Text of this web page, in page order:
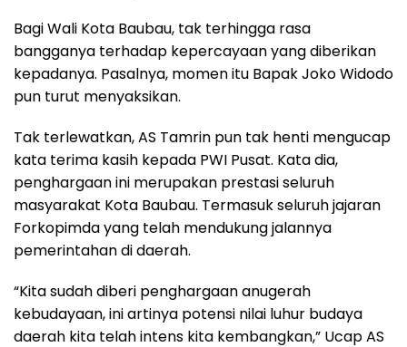
Bagi Wali Kota Baubau, tak terhingga rasa
bangganya terhadap kepercayaan yang diberikan
kepadanya. Pasalnya, momen itu Bapak Joko Widodo
pun turut menyaksikan.
Tak terlewatkan, AS Tamrin pun tak henti mengucap
kata terima kasih kepada PWI Pusat. Kata dia,
penghargaan ini merupakan prestasi seluruh
masyarakat Kota Baubau. Termasuk seluruh jajaran
Forkopimda yang telah mendukung jalannya
pemerintahan di daerah.
“Kita sudah diberi penghargaan anugerah
kebudayaan, ini artinya potensi nilai luhur budaya
daerah kita telah intens kita kembangkan,” Ucap AS